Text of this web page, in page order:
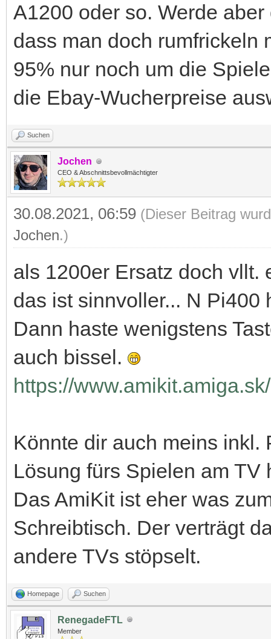
A1200 oder so. Werde
dass man doch rumfrickeln
95% nur noch um die
die Ebay-Wucherpreise
Suchen
Jochen
CEO & Abschnittsbevollmächtigter
30.08.2021, 06:59 (Dieser Beitrag
Jochen.)
als 1200er Ersatz doch vllt.
das ist sinnvoller... N
Dann haste wenigstens
auch bissel.
https://
Könnte dir auch meins inkl.
Lösung fürs Spielen am TV
Das AmiKit ist eher was
Schreibtisch. Der verträgt
andere TVs stöpselt.
Homepage Suchen
RenegadeFTL
Member